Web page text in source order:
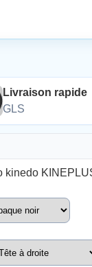
Livraison rapide
GLS
kinedo